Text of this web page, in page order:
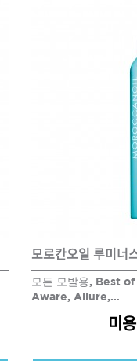
모든 모발용, Best
Aware, Allure,…
미